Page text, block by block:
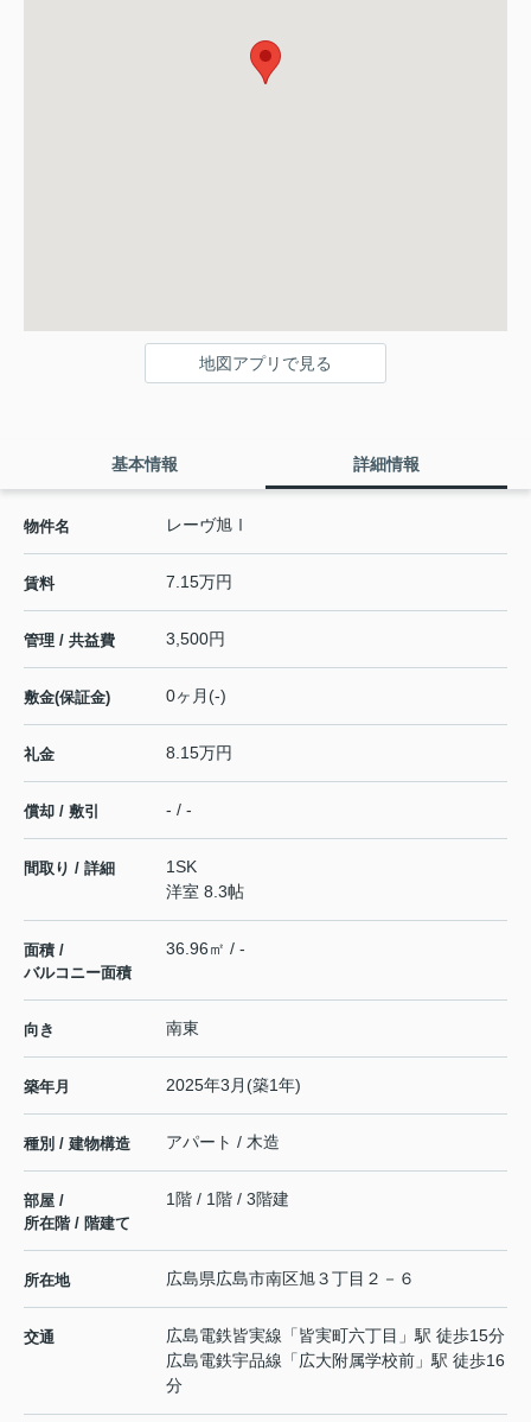
地図アプリで見る
基本情報 詳細情報
物件名 レーヴ旭Ⅰ
賃料 7.15万円
管理 / 共益費 3,500円
敷金(保証金) 0ヶ月(-)
礼金 8.15万円
償却 / 敷引 - / -
間取り / 詳細
1SK
洋室 8.3帖
面積 /
バルコニー面積
36.96㎡ / -
向き 南東
築年月 2025年3月(築1年)
種別 / 建物構造 アパート / 木造
部屋 /
所在階 / 階建て
1階 / 1階 / 3階建
所在地 広島県広島市南区旭３丁目２－６
交通 広島電鉄皆実線 「皆実町六丁目 」駅 徒歩15分
広島電鉄宇品線 「広大附属学校前 」駅 徒歩16
分